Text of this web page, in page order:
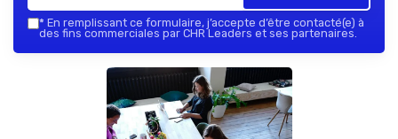
* En remplissant ce formulaire, j’accepte d’être contacté(e) à
des fins commerciales par CHR Leaders et ses partenaires.